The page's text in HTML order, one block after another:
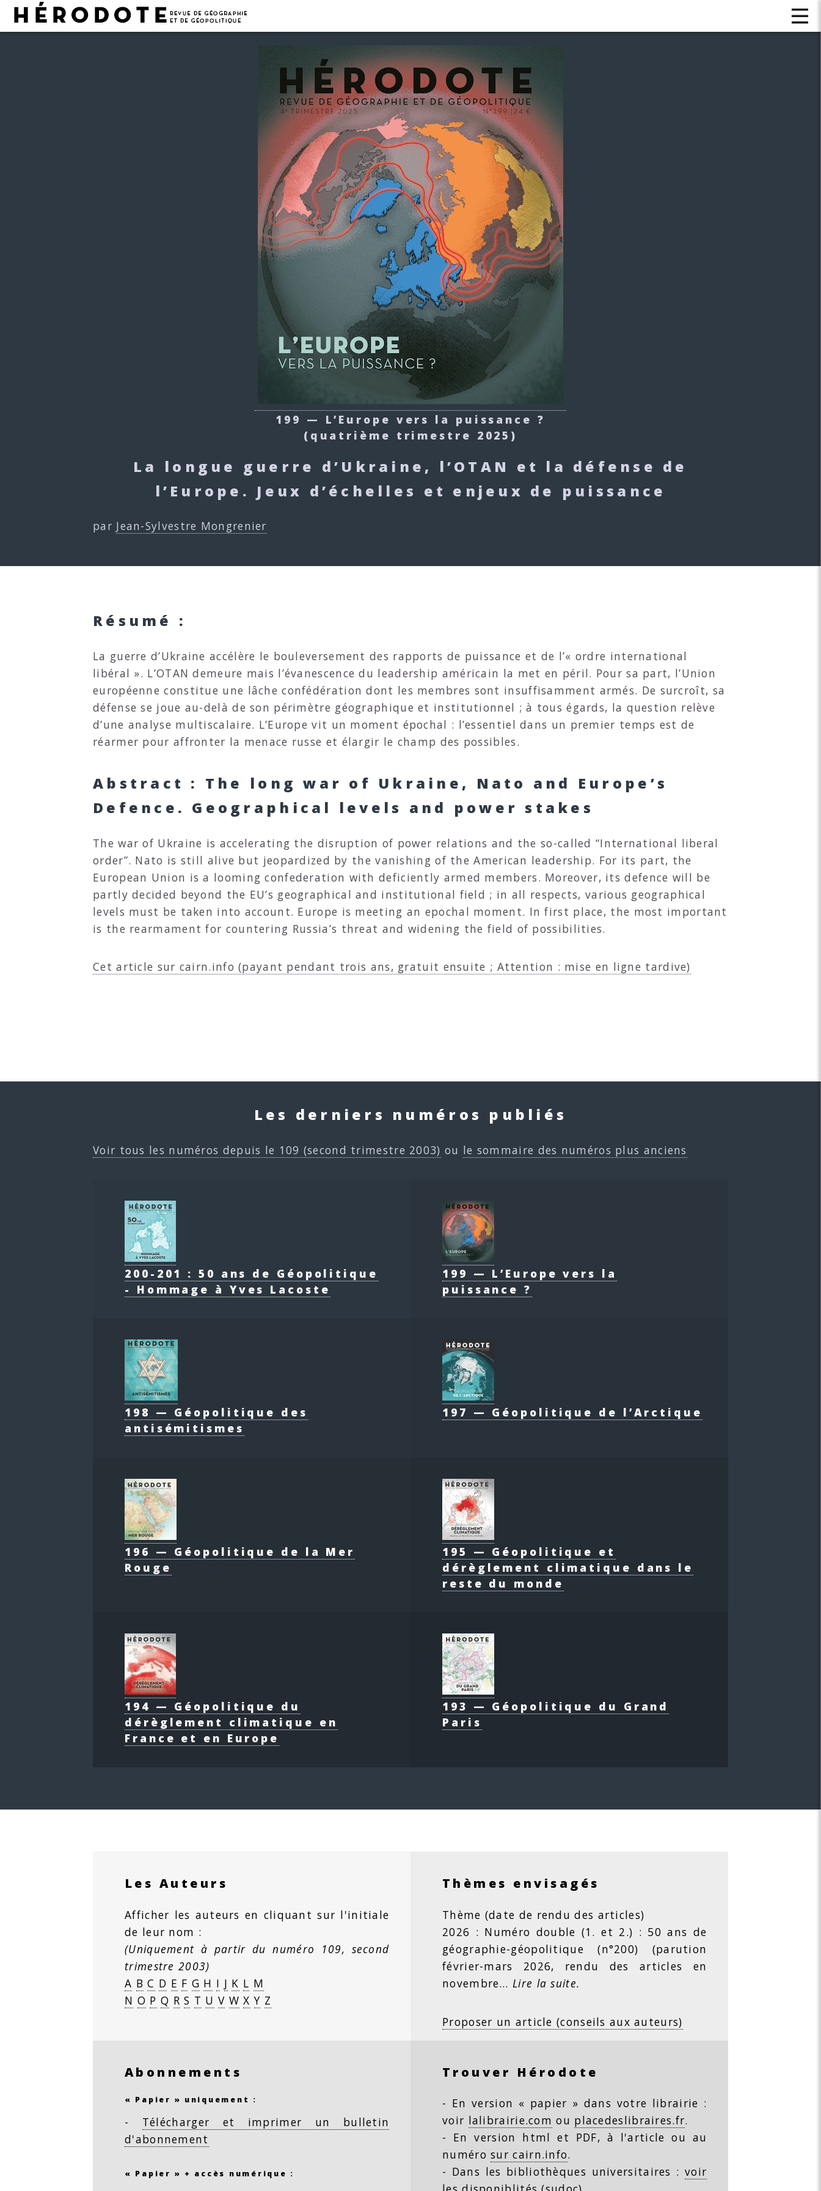
199 — L’Europe vers la puissance ?
(quatrième trimestre 2025)
La longue guerre d’Ukraine, l’OTAN et la défense de
l’Europe. Jeux d’échelles et enjeux de puissance
par Jean-Sylvestre Mongrenier
Résumé :
La guerre d’Ukraine accélère le bouleversement des rapports de puissance et de l’« ordre international
libéral ». L’OTAN demeure mais l’évanescence du leadership américain la met en péril. Pour sa part, l’Union
européenne constitue une lâche confédération dont les membres sont insuffisamment armés. De surcroît, sa
défense se joue au-delà de son périmètre géographique et institutionnel ; à tous égards, la question relève
d’une analyse multiscalaire. L’Europe vit un moment épochal : l’essentiel dans un premier temps est de
réarmer pour affronter la menace russe et élargir le champ des possibles.
Abstract : The long war of Ukraine, Nato and Europe’s
Defence. Geographical levels and power stakes
The war of Ukraine is accelerating the disruption of power relations and the so-called “International liberal
order”. Nato is still alive but jeopardized by the vanishing of the American leadership. For its part, the
European Union is a looming confederation with deficiently armed members. Moreover, its defence will be
partly decided beyond the EU’s geographical and institutional field ; in all respects, various geographical
levels must be taken into account. Europe is meeting an epochal moment. In first place, the most important
is the rearmament for countering Russia’s threat and widening the field of possibilities.
Cet article sur cairn.info (payant pendant trois ans, gratuit ensuite ; Attention : mise en ligne tardive)
Les derniers numéros publiés
Voir tous les numéros depuis le 109 (second trimestre 2003) ou le sommaire des numéros plus anciens
200-201 : 50 ans de Géopolitique
- Hommage à Yves Lacoste
199 — L’Europe vers la
puissance ?
198 — Géopolitique des
antisémitismes
197 — Géopolitique de l’Arctique
196 — Géopolitique de la Mer
Rouge
195 — Géopolitique et
dérèglement climatique dans le
reste du monde
194 — Géopolitique du
dérèglement climatique en
France et en Europe
193 — Géopolitique du Grand
Paris
Les Auteurs
Afficher les auteurs en cliquant sur l'initiale
de leur nom :
(Uniquement à partir du numéro 109, second
trimestre 2003)
A B C D E F G H I J K L M
N O P Q R S T U V W X Y Z
Thèmes envisagés
Thème (date de rendu des articles)
2026 : Numéro double (1. et 2.) : 50 ans de
géographie-géopolitique (n°200) (parution
février-mars 2026, rendu des articles en
novembre…Lire la suite.
Proposer un article (conseils aux auteurs)
Abonnements
« Papier » uniquement :
- Télécharger et imprimer un bulletin
d'abonnement
« Papier » + accès numérique :
Trouver Hérodote
- En version « papier » dans votre librairie :
voir lalibrairie.com ou placedeslibraires.fr.
- En version html et PDF, à l'article ou au
numérosur cairn.info.
- Dans les bibliothèques universitaires :voir